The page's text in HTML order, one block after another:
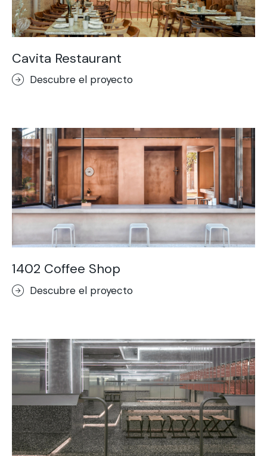
Cavita Restaurant
Descubre el proyecto
1402 Coffee Shop
Descubre el proyecto